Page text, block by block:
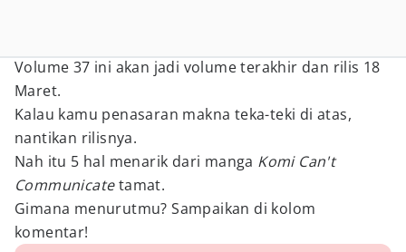
Volume 37 ini akan jadi volume terakhir dan rilis 18
Maret.
Kalau kamu penasaran makna teka-teki di atas,
nantikan rilisnya.
Nah itu 5 hal menarik dari manga Komi Can't
Communicatetamat.
Gimana menurutmu? Sampaikan di kolom
komentar!